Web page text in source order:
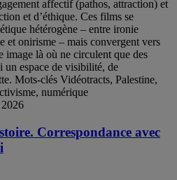
affectif (pathos, attraction) et
et d’éthique. Ces films se
hétérogène – entre ironie
et onirisme – mais convergent vers
image là où ne circulent que des
un espace de visibilité, de
Mots-clés Vidéotracts, Palestine,
numérique
Correspondance avec